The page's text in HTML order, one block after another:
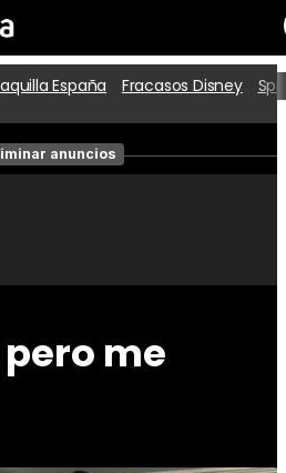
Cartelera
Películas
España Fracasos Disney
anuncios
me